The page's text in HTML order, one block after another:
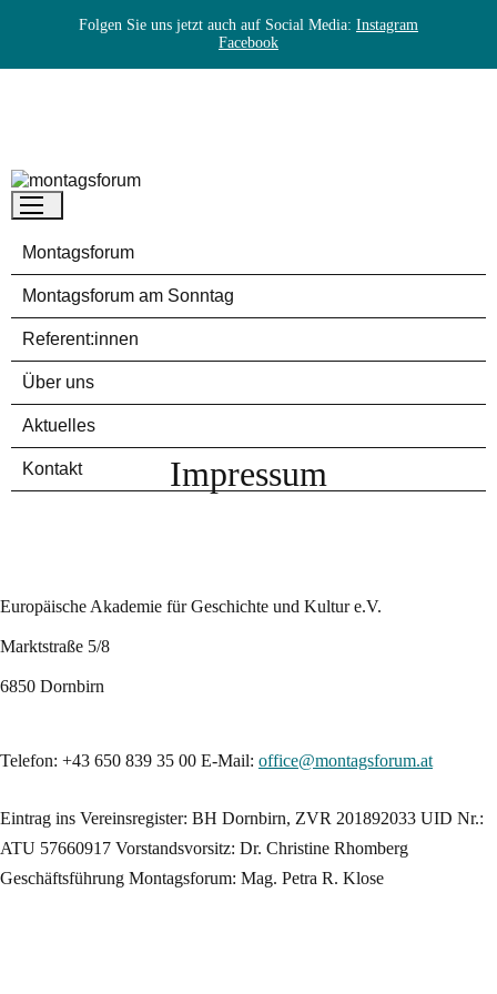
Folgen Sie uns jetzt auch auf Social Media: Instagram
Facebook
montagsforum
Montagsforum
Montagsforum am Sonntag
Referent:innen
Über uns
Aktuelles
Kontakt Impressum
Europäische Akademie für Geschichte und Kultur e.V.
Marktstraße 5/8
6850 Dornbirn
Telefon: +43 650 839 35 00 E-Mail: office@montagsforum.at
Eintrag ins Vereinsregister: BH Dornbirn, ZVR 201892033 UID Nr.:
ATU 57660917 Vorstandsvorsitz: Dr. Christine Rhomberg
Geschäftsführung Montagsforum: Mag. Petra R. Klose